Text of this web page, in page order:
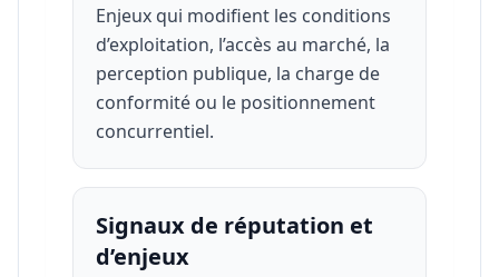
Enjeux qui modifient les conditions
d’exploitation, l’accès au marché, la
perception publique, la charge de
conformité ou le positionnement
concurrentiel.
Signaux de réputation et
d’enjeux